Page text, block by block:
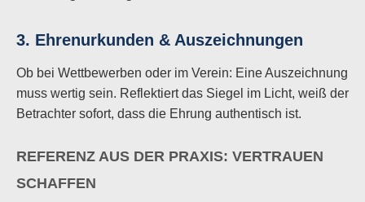
3. Ehrenurkunden & Auszeichnungen
Ob bei Wettbewerben oder im Verein: Eine Auszeichnung
muss wertig sein. Reflektiert das Siegel im Licht, weiß der
Betrachter sofort, dass die Ehrung authentisch ist.
REFERENZ AUS DER PRAXIS: VERTRAUEN
SCHAFFEN